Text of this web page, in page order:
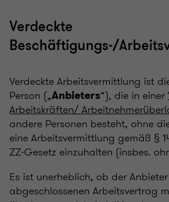
Verdeckte
Beschäftigungs-/
Verdeckte Arbeitsvermittlung ist
Person („Anbieters“), die in einer
Arbeitskräften/
andere Personen besteht, ohne
eine Arbeitsvermittlung gemäß §
ZZ-Gesetz einzuhalten (insbes.
Es ist unerheblich, ob der
abgeschlossenen Arbeitsvertrag